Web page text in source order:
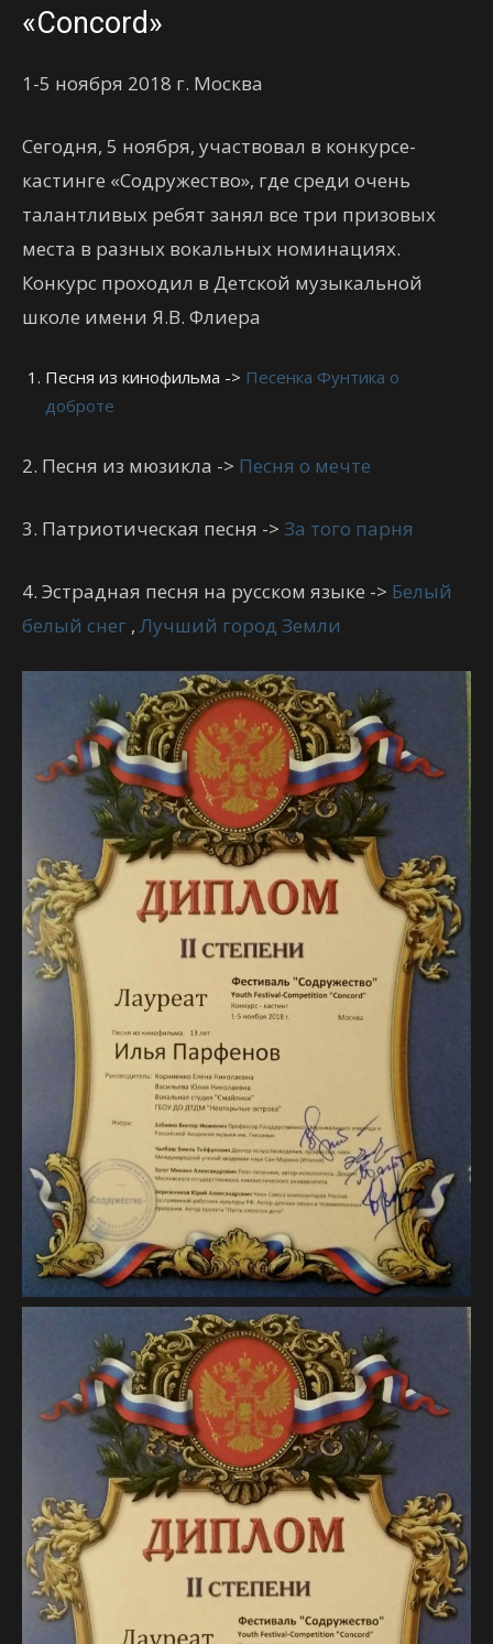
«Concord»
1-5 ноября 2018 г. Москва
Сегодня, 5 ноября, участвовал в конкурсе-
кастинге «Содружество», где среди очень
талантливых ребят занял все три призовых
места в разных вокальных номинациях.
Конкурс проходил в Детской музыкальной
школе имени Я.В. Флиера
Песня из кинофильма -> Песенка Фунтика о
доброте
2. Песня из мюзикла -> Песня о мечте
3. Патриотическая песня -> За того парня
4. Эстрадная песня на русском языке -> Белый
белый снег , Лучший город Земли